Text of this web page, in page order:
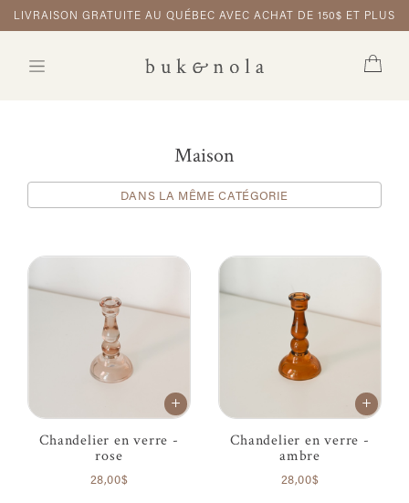
LIVRAISON GRATUITE AU QUÉBEC AVEC ACHAT DE 150$ ET PLUS
Maison
DANS LA MÊME CATÉGORIE
Chandelier en verre -
rose
28,00$
Chandelier en verre -
ambre
28,00$